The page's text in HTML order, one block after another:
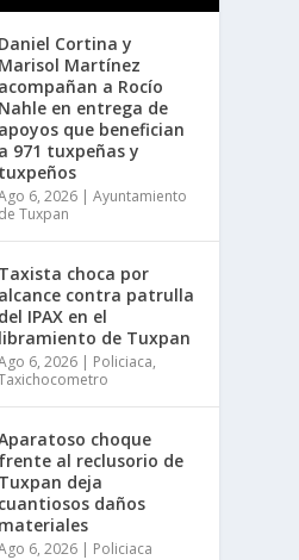
Daniel Cortina y
Marisol Martínez
acompañan a Rocío
Nahle en entrega de
apoyos que benefician
a 971 tuxpeñas y
tuxpeños
6, 2026| Ayuntamiento
de Tuxpan
Taxista choca por
alcance contra patrulla
del IPAX en el
libramiento de Tuxpan
6, 2026| Policiaca,
choque
frente al reclusorio de
Tuxpan deja
cuantiosos daños
materiales
6, 2026| Policiaca